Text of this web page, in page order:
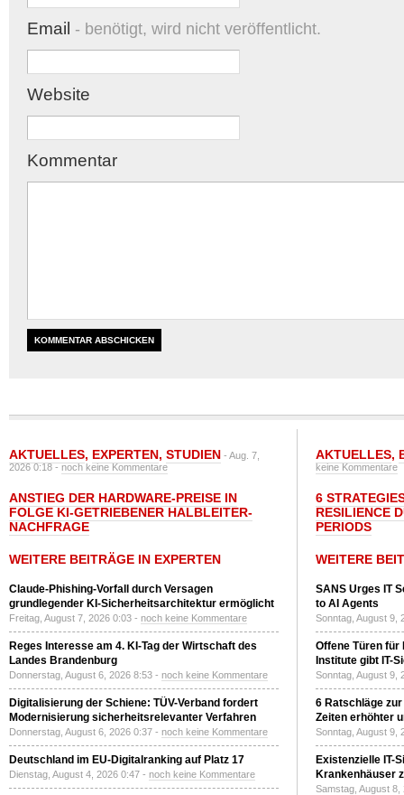
Email - benötigt, wird nicht veröffentlicht.
Website
Kommentar
AKTUELLES, EXPERTEN, STUDIEN - Aug. 7,
2026 0:18 -noch keine Kommentare
ANSTIEG DER HARDWARE-PREISE IN
FOLGE KI-GETRIEBENER HALBLEITER-
NACHFRAGE
WEITERE BEITRÄGE IN EXPERTEN
Claude-Phishing-Vorfall durch Versagen
grundlegender KI-Sicherheitsarchitektur ermöglicht
Freitag, August 7, 2026 0:03 - noch keine Kommentare
Reges Interesse am 4. KI-Tag der Wirtschaft des
Landes Brandenburg
Donnerstag, August 6, 2026 8:53 - noch keine Kommentare
Digitalisierung der Schiene: TÜV-Verband fordert
Modernisierung sicherheitsrelevanter Verfahren
Donnerstag, August 6, 2026 0:37 - noch keine Kommentare
Deutschland im EU-Digitalranking auf Platz 17
Dienstag, August 4, 2026 0:47 - noch keine Kommentare
AKTUELLES,
keine Kommentare
6
RESILIENCE
PERIODS
WEITERE
SANS Urges IT
to AI Agents
Sonntag, August 9,
Offene Türen für
Institute gibt IT-
Sonntag, August 9,
6 Ratschläge
Zeiten erhöhter
Sonntag, August 9,
Existenzielle IT-
Krankenhäuser
Samstag, August